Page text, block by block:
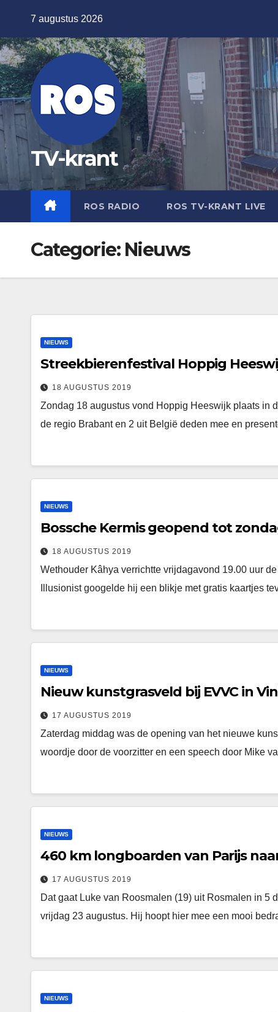
de
inhoud
7 augustus 2026
TV-krant
ROS RADIO ROS TV-KRANT LIVE
Categorie: Nieuws
NIEUWS
Streekbierenfestival Hoppig
18 AUGUSTUS 2019
Zondag 18 augustus vond Hoppig Heeswijk plaats in
de regio Brabant en 2 uit België deden mee en
NIEUWS
Bossche Kermis geopend tot
18 AUGUSTUS 2019
Wethouder Kâhya verrichtte vrijdagavond 19.00 uur
Illusionist googelde hij een blikje met gratis kaartjes
NIEUWS
Nieuw kunstgrasveld bij EVVC in
17 AUGUSTUS 2019
Zaterdag middag was de opening van het nieuwe
woordje door de voorzitter en een speech door Mike
NIEUWS
460 km longboarden van Parijs
17 AUGUSTUS 2019
Dat gaat Luke van Roosmalen (19) uit Rosmalen in 5
vrijdag 23 augustus. Hij hoopt hier mee een mooi
NIEUWS